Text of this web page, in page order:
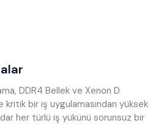
DDR4 Bellek ve Xenon D
bir iş uygulamasından yüksek
her türlü iş yükünü sorunsuz bir